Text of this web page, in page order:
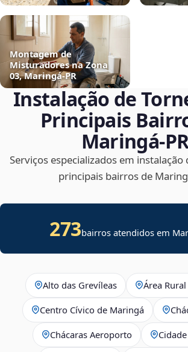
Montagem de
Misturadores na Zona
03, Maringá‑PR
Instalação de
Principais
Serviços especializados em
principais bairros de
273bairros atendidos em
Alto das Grevíleas Área
Centro Cívico de Maringá
Chácaras Aeroporto